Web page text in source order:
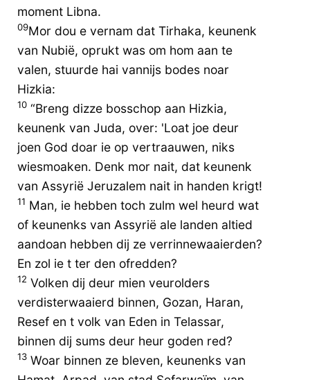
moment Libna.
09Mor dou e vernam dat Tirhaka, keunenk
van Nubië, oprukt was om hom aan te
valen, stuurde hai vannijs bodes noar
Hizkia:
10 “Breng dizze bosschop aan Hizkia,
keunenk van Juda, over: 'Loat joe deur
joen God doar ie op vertraauwen, niks
wiesmoaken. Denk mor nait, dat keunenk
van Assyrië Jeruzalem nait in handen krigt!
11 Man, ie hebben toch zulm wel heurd wat
of keunenks van Assyrië ale landen altied
aandoan hebben dij ze verrinnewaaierden?
En zol ie t ter den ofredden?
12 Volken dij deur mien veurolders
verdisterwaaierd binnen, Gozan, Haran,
Resef en t volk van Eden in Telassar,
binnen dij sums deur heur goden red?
13 Woar binnen ze bleven, keunenks van